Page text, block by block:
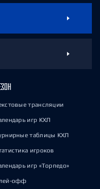
трансляции
игр КХЛ
таблицы КХЛ
игроков
игр «Торпедо»
офф